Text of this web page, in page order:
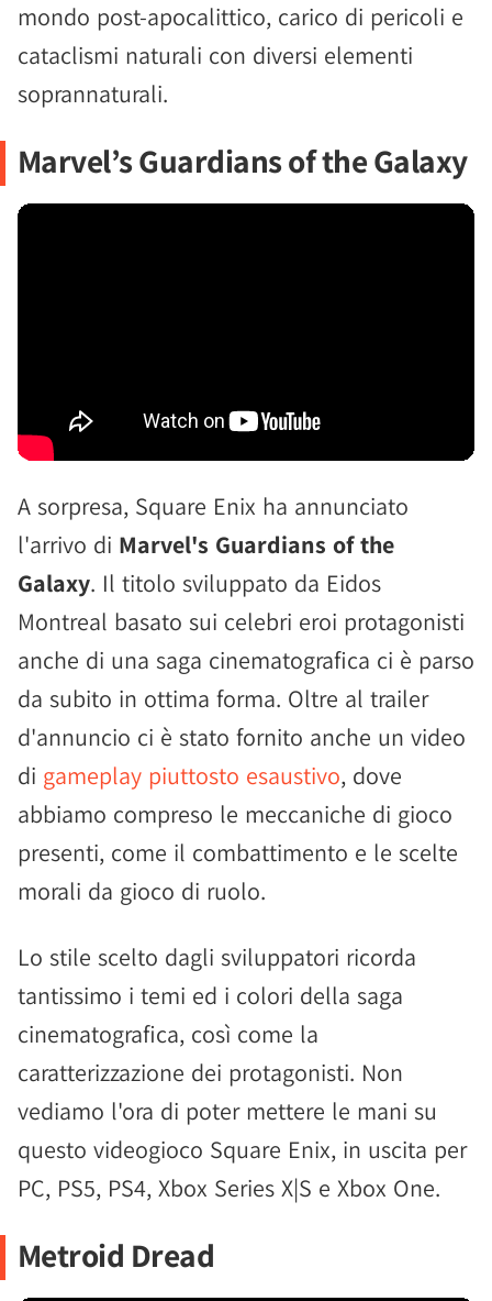
mondo post-apocalittico, carico di pericoli e
cataclismi naturali con diversi elementi
soprannaturali.
Marvel’s Guardians of the Galaxy
A sorpresa, Square Enix ha annunciato
l'arrivo di Marvel's Guardians of the
Galaxy. Il titolo sviluppato da Eidos
Montreal basato sui celebri eroi protagonisti
anche di una saga cinematografica ci è parso
da subito in ottima forma. Oltre al trailer
d'annuncio ci è stato fornito anche un video
di gameplay piuttosto esaustivo, dove
abbiamo compreso le meccaniche di gioco
presenti, come il combattimento e le scelte
morali da gioco di ruolo.
Lo stile scelto dagli sviluppatori ricorda
tantissimo i temi ed i colori della saga
cinematografica, così come la
caratterizzazione dei protagonisti. Non
vediamo l'ora di poter mettere le mani su
questo videogioco Square Enix, in uscita per
PC, PS5, PS4, Xbox Series X|S e Xbox One.
Metroid Dread